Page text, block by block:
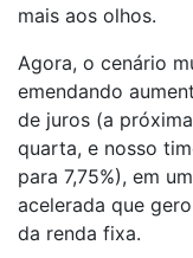
mais aos olhos.
Agora, o cenário
emendando
de juros (a
quarta, e nosso
para 7,75%), em
acelerada que
da renda fixa.